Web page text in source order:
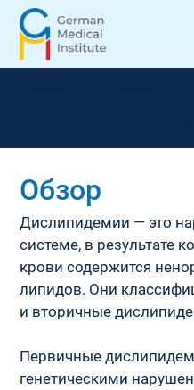
Обзор
Дислипидемии — это
системе, в результате
крови содержится
липидов. Они
и вторичные
Первичные
генетическими